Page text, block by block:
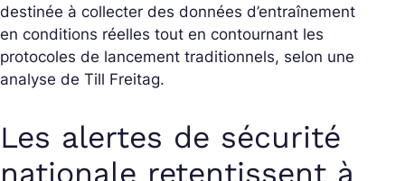
destinée à collecter des données d’entraînement
en conditions réelles tout en contournant les
protocoles de lancement traditionnels, selon une
analyse de Till Freitag.
Les alertes de sécurité
nationale retentissent à